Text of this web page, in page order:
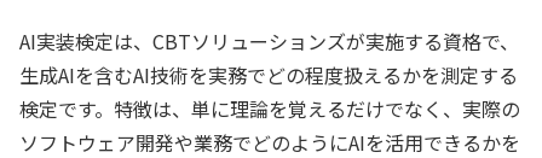
AI実装検定は、CBTソリューションズが実施する資格で、
生成AIを含むAI技術を実務でどの程度扱えるかを測定する
検定です。特徴は、単に理論を覚えるだけでなく、実際の
ソフトウェア開発や業務でどのようにAIを活用できるかを